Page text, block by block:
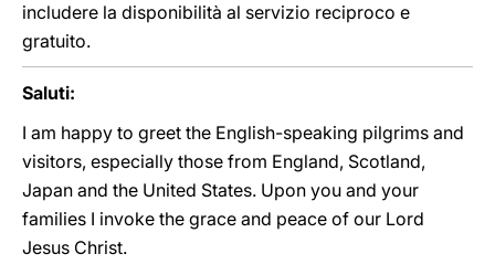
includere la disponibilità al servizio reciproco e
gratuito.
Saluti:
I am happy to greet the English-speaking pilgrims and
visitors, especially those from England, Scotland,
Japan and the United States. Upon you and your
families I invoke the grace and peace of our Lord
Jesus Christ.